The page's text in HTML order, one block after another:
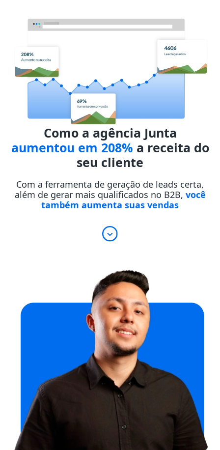
Como a agência Junta
aumentou em 208% a receita do
seu cliente
Com a ferramenta de geração de leads certa,
além de gerar mais qualificados no B2B, você
também aumenta suas vendas